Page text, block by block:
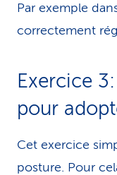
Par exemple
correctement
Exercice
pour
Cet exercice
posture. Pour